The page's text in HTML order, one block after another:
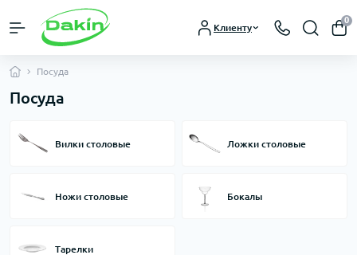
Клиенту
0
Посуда
Посуда
Вилки столовые Ложки столовые
Ножи столовые Бокалы
Тарелки